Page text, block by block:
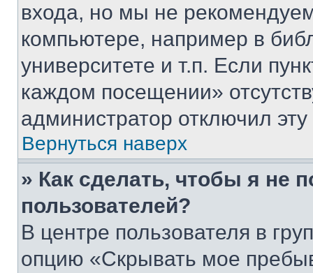
входа, но мы не
компьютере, например в
университете и т.п. Если
каждом посещении»
администратор отключил
Вернуться наверх
» Как сделать, чтобы я не
пользователей?
В центре пользователя в
опцию «Скрывать мое